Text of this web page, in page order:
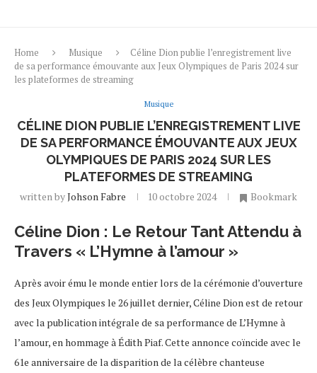
Home Musique
Céline Dion publie l’enregistrement live
de sa performance émouvante aux Jeux Olympiques de Paris 2024 sur
les plateformes de streaming
Musique
CÉLINE DION PUBLIE L’ENREGISTREMENT LIVE
DE SA PERFORMANCE ÉMOUVANTE AUX JEUX
OLYMPIQUES DE PARIS 2024 SUR LES
PLATEFORMES DE STREAMING
written byJohson Fabre 10 octobre 2024 Bookmark
Céline Dion : Le Retour Tant Attendu à
Travers « L’Hymne à l’amour »
Après avoir ému le monde entier lors de la cérémonie d’ouverture
des Jeux Olympiques le 26 juillet dernier, Céline Dion est de retour
avec la publication intégrale de sa performance de L’Hymne à
l’amour, en hommage à Édith Piaf. Cette annonce coïncide avec le
61e anniversaire de la disparition de la célèbre chanteuse